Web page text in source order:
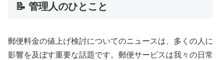
📝 管理人のひとこと
郵便料金の値上げ検討についてのニュースは、多くの人に
影響を及ぼす重要な話題です。郵便サービスは我々の日常